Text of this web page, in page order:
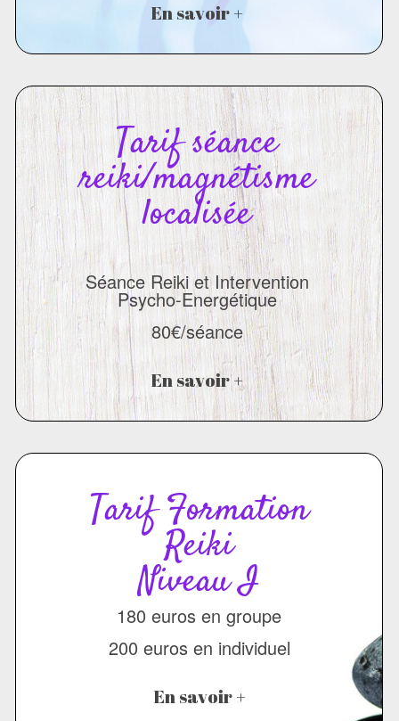
En savoir +
Tarif séance
reiki/magnétisme
localisée
Séance Reiki et Intervention
Psycho-Energétique
80€/séance
En savoir +
Tarif Formation
Reiki
Niveau I
180 euros en groupe
200 euros en individuel
En savoir +